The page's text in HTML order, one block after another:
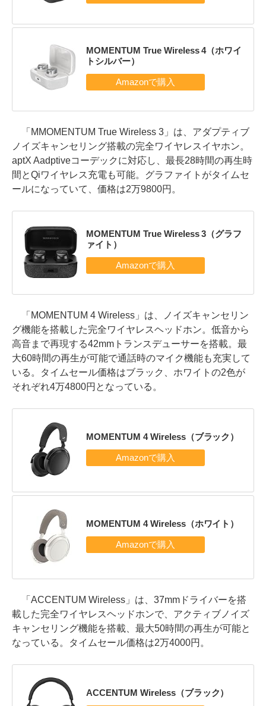
MOMENTUM True Wireless 4（ホワイ
トシルバー）
「MMOMENTUM True Wireless 3」は、アダプティブ
ノイズキャンセリング搭載の完全ワイヤレスイヤホン。
aptX Aadptiveコーデックに対応し、最長28時間の再生時
間とQiワイヤレス充電も可能。グラファイトがタイムセ
ールになっていて、価格は2万9800円。
MOMENTUM True Wireless 3（グラフ
ァイト）
「MOMENTUM 4 Wireless」は、ノイズキャンセリン
グ機能を搭載した完全ワイヤレスヘッドホン。低音から
高音まで再現する42mmトランスデューサーを搭載。最
大60時間の再生が可能で通話時のマイク機能も充実して
いる。タイムセール価格はブラック、ホワイトの2色が
それぞれ4万4800円となっている。
MOMENTUM 4 Wireless（ブラック）
MOMENTUM 4 Wireless（ホワイト）
「ACCENTUM Wireless」は、37mmドライバーを搭
載した完全ワイヤレスヘッドホンで、アクティブノイズ
キャンセリング機能を搭載、最大50時間の再生が可能と
なっている。タイムセール価格は2万4000円。
ACCENTUM Wireless（ブラック）